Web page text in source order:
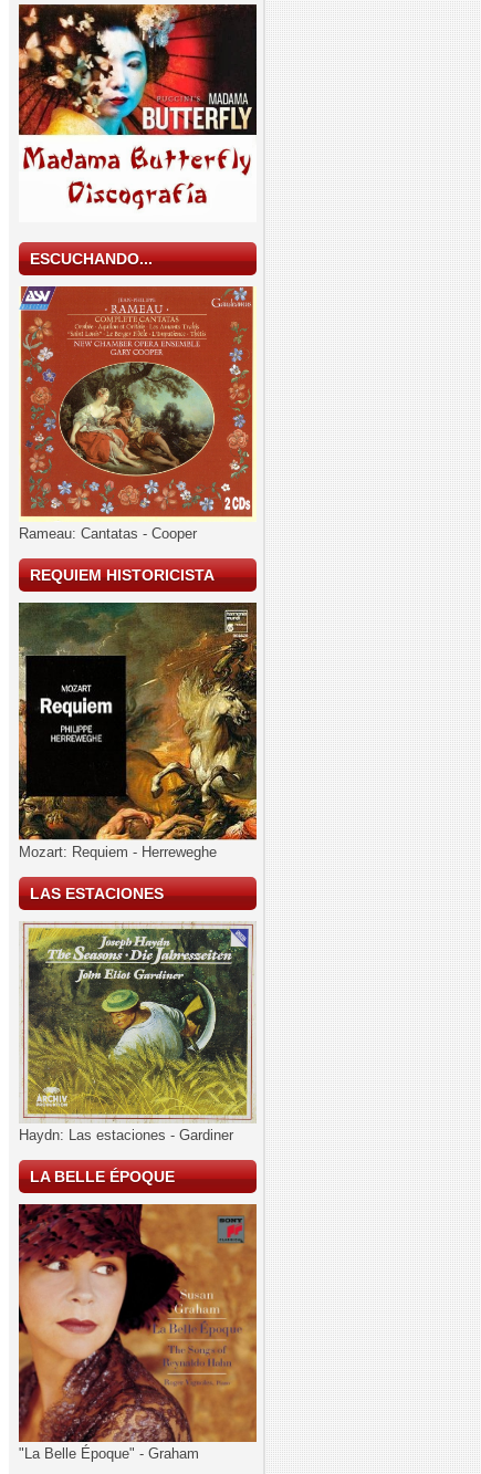
ESCUCHANDO...
Rameau: Cantatas - Cooper
REQUIEM HISTORICISTA
Mozart: Requiem - Herreweghe
LAS ESTACIONES
Haydn: Las estaciones - Gardiner
LA BELLE ÉPOQUE
"La Belle Époque" - Graham